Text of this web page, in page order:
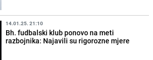
14.01.25. 21:10
Bh. fudbalski klub ponovo na meti
razbojnika: Najavili su rigorozne mjere